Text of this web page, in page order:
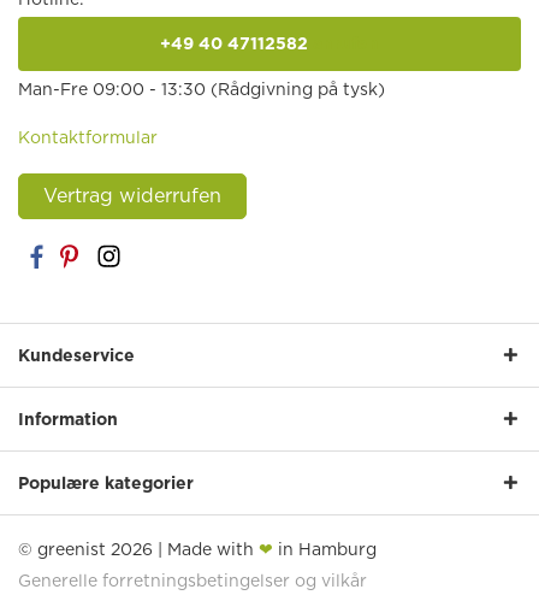
+49 40 47112582
Man-Fre 09:00 - 13:30 (Rådgivning på tysk)
Kontaktformular
Vertrag widerrufen
Kundeservice
Information
Populære kategorier
© greenist 2026 | Made with ❤ in Hamburg
Generelle forretningsbetingelser og vilkår